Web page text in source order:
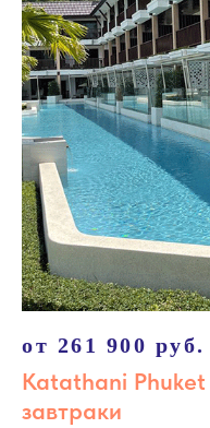
от 261 900
Katathani
завтраки